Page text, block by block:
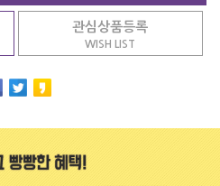
관심상품등록
WISH LIST